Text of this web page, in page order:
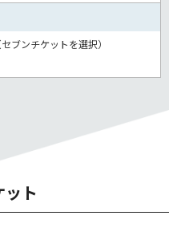
ブンチケットを選択）
ト